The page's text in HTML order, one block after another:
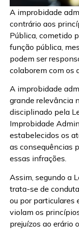
A improbidade
contrário aos
Pública, cometido
função pública,
podem ser
colaborem com os
A improbidade
grande relevância
disciplinado pela
Improbidade
estabelecidos os
as consequências
essas infrações.
Assim, segundo a
trata-se de
ou por particulares
violam os
prejuízos ao erário